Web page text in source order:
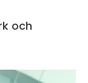
och